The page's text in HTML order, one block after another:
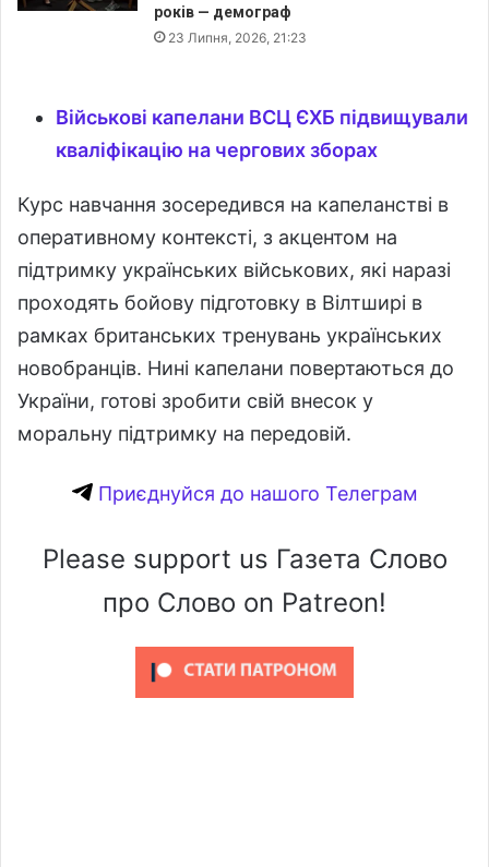
років — демограф
23 Липня, 2026, 21:23
Військові капелани ВСЦ ЄХБ підвищували
кваліфікацію на чергових зборах
Курс навчання зосередився на капеланстві в
оперативному контексті, з акцентом на
підтримку українських військових, які наразі
проходять бойову підготовку в Вілтширі в
рамках британських тренувань українських
новобранців. Нині капелани повертаються до
України, готові зробити свій внесок у
моральну підтримку на передовій.
Приєднуйся до нашого Телеграм
Please support us Газета Слово
про Слово on Patreon!